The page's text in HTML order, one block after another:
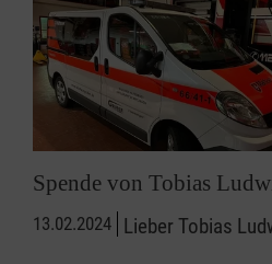
Spende von Tobias
13.02.2024 Lieber Tobias